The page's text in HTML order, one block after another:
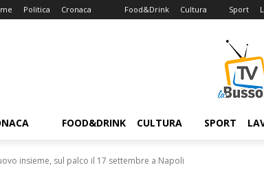
Politica Cronaca Food&Drink Cultura Sport
FOOD&DRINK CULTURA SPORT
insieme, sul palco il 17 settembre a Napoli